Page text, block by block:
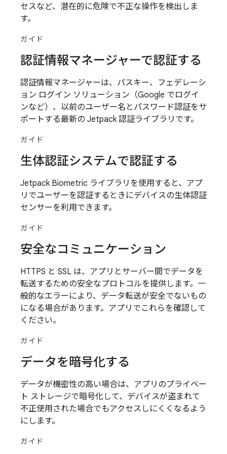
セスなど、潜在的に危険で不正な操作を検出しま
す。
ガイド
認証情報マネージャーで認証する
認証情報マネージャーは、パスキー、フェデレーシ
ョン ログイン ソリューション（Google でログイ
ンなど）、以前のユーザー名とパスワード認証をサ
ポートする最新の Jetpack 認証ライブラリです。
ガイド
生体認証システムで認証する
Jetpack Biometric ライブラリを使用すると、アプ
リでユーザーを認証するときにデバイスの生体認証
センサーを利用できます。
ガイド
安全なコミュニケーション
HTTPS と SSL は、アプリとサーバー間でデータを
転送するための安全なプロトコルを提供します。一
般的なエラーにより、データ転送が安全でないもの
になる場合があります。アプリでこれらを確認して
ください。
ガイド
データを暗号化する
データが機密性の高い場合は、アプリのプライベー
ト ストレージで暗号化して、デバイスが盗まれて
不正使用された場合でもアクセスしにくくなるよう
にします。
ガイド